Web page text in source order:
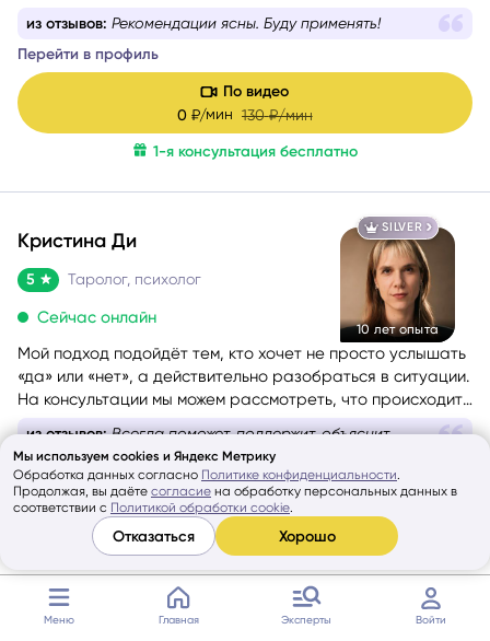
Меню Главная Эксперты Войти
из отзывов: Рекомендации ясны. Буду применять!
Перейти в профиль
По видео
0 ₽/мин 130 ₽/мин
1-я консультация бесплатно
SILVER
10 лет опыта
Кристина Ди
5 Таролог, психолог
Сейчас онлайн
Мой подход подойдёт тем, кто хочет не просто услышать
«да» или «нет», а действительно разобраться в ситуации.
На консультации мы можем рассмотреть, что происходит
сейчас, какие скрытые факторы влияют на события,
перспективы возможны, какие риски стоит учитывать и
какой путь может быть наиболее благоприятным именно
для вас.
из отзывов: Всегда поможет, поддержит, объяснит
Перейти в профиль
По видео
₽/мин
1-я консультация бесплатно
Мы используем cookies и Яндекс Метрику
Обработка данных согласно Политике конфиденциальности.
Продолжая, вы даёте согласие на обработку персональных данных в
соответствии с Политикой обработки cookie.
Отказаться Хорошо